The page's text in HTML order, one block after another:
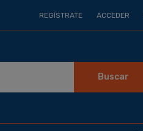
REGÍSTRATE ACCEDER
Buscar